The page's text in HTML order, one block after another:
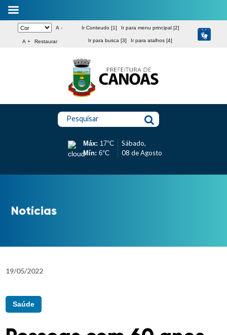
A -
A + Restaurar
Ir Conteudo [1] Ir para menu principal [2]
Ir para busca [3] Ir para atalhos [4]
Pesquisar
Máx: 17°C
Mín: 6°C
Sábado,
08 de Agosto
Notícias
19/05/2022
Saúde